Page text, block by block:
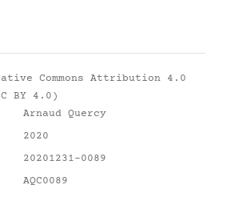
Commons Attribution 4.0
BY 4.0)
Arnaud Quercy
2020
20201231-0089
AQC0089